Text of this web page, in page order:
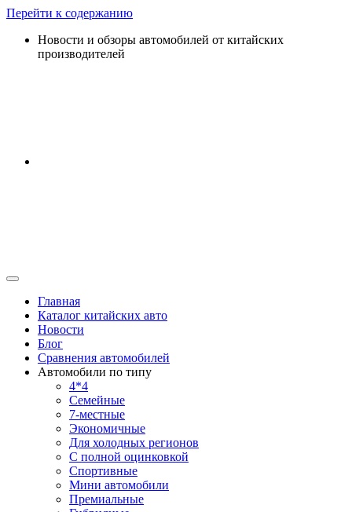
Перейти к содержанию
Новости и обзоры автомобилей от китайских
производителей
Главная
Каталог китайских авто
Новости
Блог
Сравнения автомобилей
Автомобили по типу
4*4
Семейные
7-местные
Экономичные
Для холодных регионов
С полной оцинковкой
Спортивные
Мини автомобили
Премиальные